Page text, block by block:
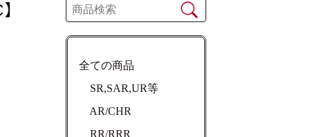
全ての商品
SR,SAR,UR等
AR/CHR
RR/RRR